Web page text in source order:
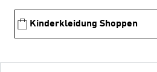
Kinderkleidung Shoppen